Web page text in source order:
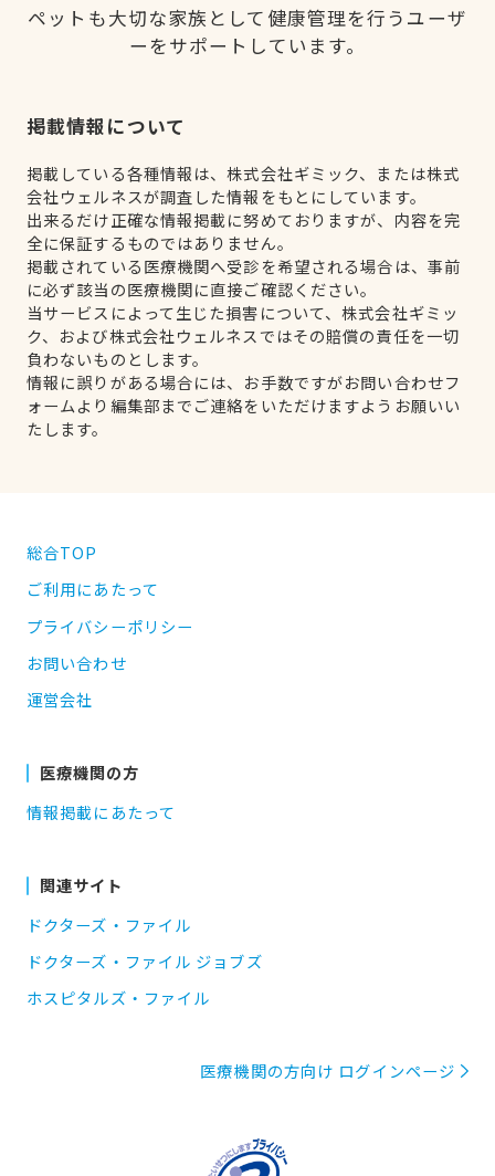
ペットも大切な家族として健康管理を行うユーザ
ーをサポートしています。
掲載情報について
掲載している各種情報は、株式会社ギミック、または株式
会社ウェルネスが調査した情報をもとにしています。
出来るだけ正確な情報掲載に努めておりますが、内容を完
全に保証するものではありません。
掲載されている医療機関へ受診を希望される場合は、事前
に必ず該当の医療機関に直接ご確認ください。
当サービスによって生じた損害について、株式会社ギミッ
ク、および株式会社ウェルネスではその賠償の責任を一切
負わないものとします。
情報に誤りがある場合には、お手数ですがお問い合わせフ
ォームより編集部までご連絡をいただけますようお願いい
たします。
総合TOP
ご利用にあたって
プライバシーポリシー
お問い合わせ
運営会社
医療機関の方
情報掲載にあたって
関連サイト
ドクターズ・ファイル
ドクターズ・ファイル ジョブズ
ホスピタルズ・ファイル
医療機関の方向け ログインページ